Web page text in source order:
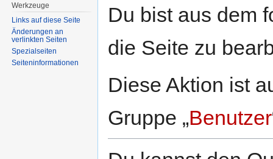
Navigation
Suche
Du bist aus dem
die Seite zu
Diese Aktion ist
Gruppe „Benutzer
Werkzeuge
Links auf diese Seite
Änderungen an
verlinkten Seiten
Spezialseiten
Seiten­informationen